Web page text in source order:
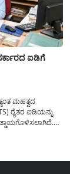
ಐಡಿಗೆ
ಮಹತ್ವದ
ರೈತರ ಐಡಿಯನ್ನು